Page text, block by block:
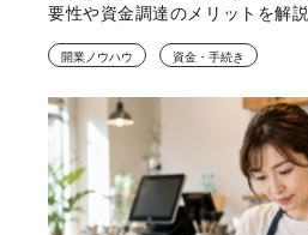
要性や資金調達のメリットを解説
開業ノウハウ 資金・手続き